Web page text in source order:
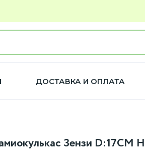
ДОСТАВКА И ОПЛАТА
Зензи D:17CM